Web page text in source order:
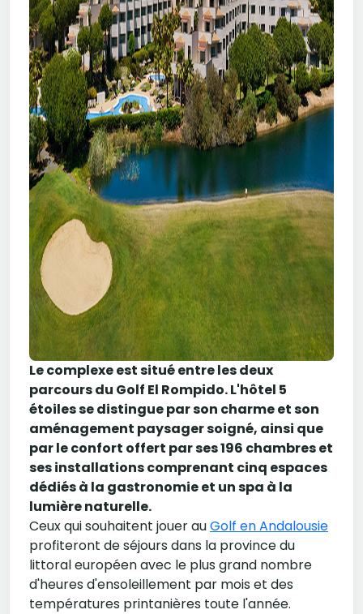
Le complexe est situé entre les deux
parcours du Golf El Rompido. L'hôtel 5
étoiles se distingue par son charme et son
aménagement paysager soigné, ainsi que
par le confort offert par ses 196 chambres et
ses installations comprenant cinq espaces
dédiés à la gastronomie et un spa à la
lumière naturelle.
Ceux qui souhaitent jouer auGolf en Andalousie
profiteront de séjours dans la province du
littoral européen avec le plus grand nombre
d'heures d'ensoleillement par mois et des
températures printanières toute l'année.